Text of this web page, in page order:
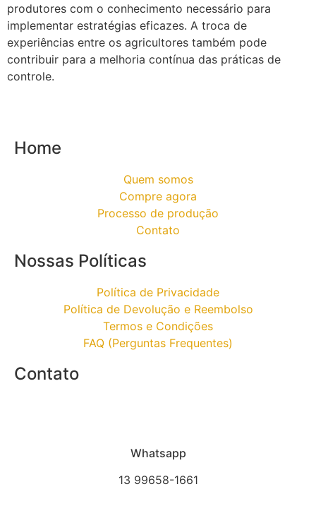
produtores com o conhecimento necessário para
implementar estratégias eficazes. A troca de
experiências entre os agricultores também pode
contribuir para a melhoria contínua das práticas de
controle.
Home
Quem somos
Compre agora
Processo de produção
Contato
Nossas Políticas
Política de Privacidade
Política de Devolução e Reembolso
Termos e Condições
FAQ (Perguntas Frequentes)
Contato
Whatsapp
13 99658-1661